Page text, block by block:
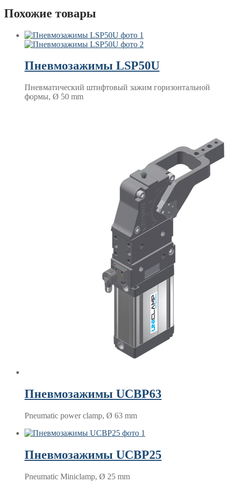
Похожие товары
Пневмозажимы LSP50U
Пневматический штифтовый зажим горизонтальной
формы, Ø 50 mm
Пневмозажимы UCBP63
Pneumatic power clamp, Ø 63 mm
Пневмозажимы UCBP25
Pneumatic Miniclamp, Ø 25 mm